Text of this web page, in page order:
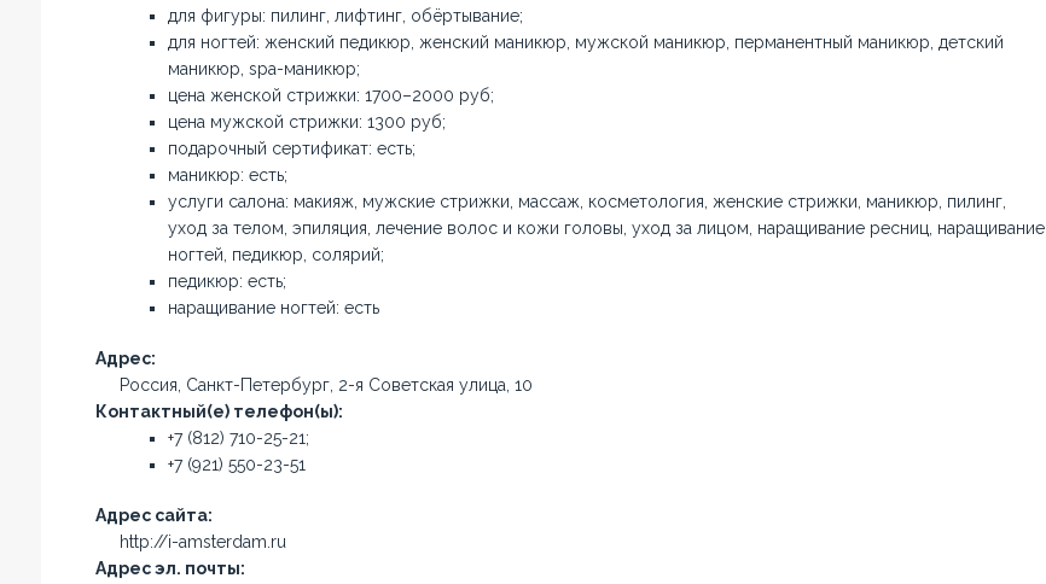
для фигуры: пилинг, лифтинг, обёртывание;
для ногтей: женский педикюр, женский маникюр, мужской маникюр, перманентный маникюр, детский
маникюр, spa-маникюр;
цена женской стрижки: 1700–2000 руб;
цена мужской стрижки: 1300 руб;
подарочный сертификат: есть;
маникюр: есть;
услуги салона: макияж, мужские стрижки, массаж, косметология, женские стрижки, маникюр, пилинг,
уход за телом, эпиляция, лечение волос и кожи головы, уход за лицом, наращивание ресниц, наращивание
ногтей, педикюр, солярий;
педикюр: есть;
наращивание ногтей: есть
Адрес:
Россия, Санкт-Петербург, 2-я Советская улица, 10
Контактный(е) телефон(ы):
+7 (812) 710-25-21;
+7 (921) 550-23-51
Адрес сайта:
http://i-amsterdam.ru
Адрес эл. почты: